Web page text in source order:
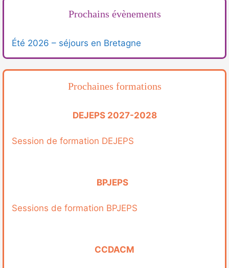
Prochains évènements
Été 2026 – séjours en Bretagne
Prochaines formations
DEJEPS 2027-2028
Session de formation DEJEPS
BPJEPS
Sessions de formation BPJEPS
CCDACM